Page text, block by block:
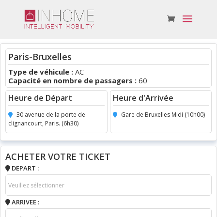
Paris-Bruxelles
Type de véhicule : AC
Capacité en nombre de passagers : 60
Heure de Départ
30 avenue de la porte de
clignancourt, Paris. (6h30)
Heure d'Arrivée
Gare de Bruxelles Midi (10h00)
ACHETER VOTRE TICKET
DEPART :
ARRIVEE :